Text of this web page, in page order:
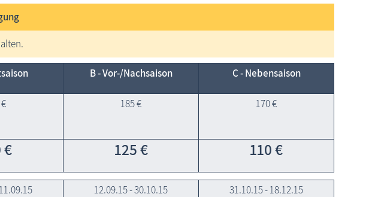
B - Vor-/Nach­saison C - Neben­saison
185 € 170 €
€ 125 € 110 €
12.09.15 - 30.10.15
31.10.15 - 18.12.15